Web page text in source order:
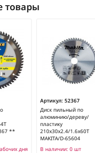
товары
**
дня
Артикул: 52367
Диск пильный по
алюминию/дереву/
пластику
210x30x2.4/1.6x60T
MAKITA/D-65604
В наличии: 0 шт